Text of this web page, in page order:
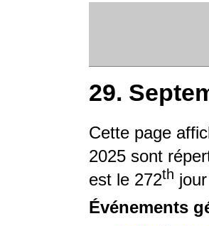
29.
Cette page
2025 sont
est le 272th
Événements